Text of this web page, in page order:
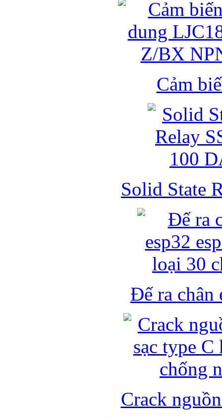
Cảm
Solid State
Đế ra chân
Crack